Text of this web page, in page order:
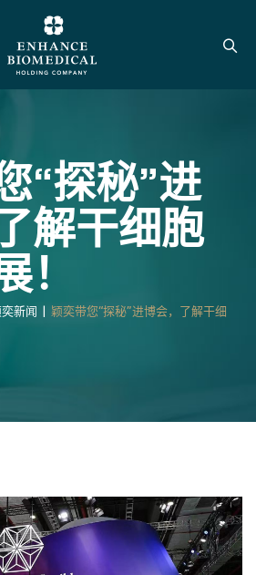
“探秘”进
解干细胞
新闻
颖奕带您“探秘”进博会，了解干细